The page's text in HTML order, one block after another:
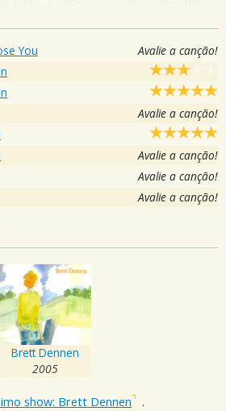
You Avalie a canção!
Avalie a canção!
Avalie a canção!
Avalie a canção!
Avalie a canção!
Brett Dennen
2005
show: Brett Dennen .